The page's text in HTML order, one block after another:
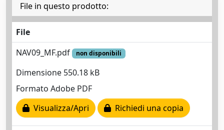
File in questo prodotto:
File
NAV09_MF.pdf
non disponibili
Dimensione 550.18 kB
Formato Adobe PDF
Visualizza/Apri
Richiedi una copia